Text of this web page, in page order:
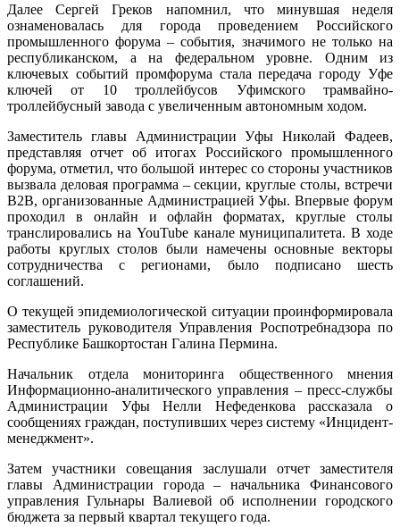
Далее Сергей Греков напомнил, что минувшая неделя
ознаменовалась для города проведением Российского
промышленного форума – события, значимого не только на
республиканском, а на федеральном уровне. Одним из
ключевых событий промфорума стала передача городу Уфе
ключей от 10 троллейбусов Уфимского трамвайно-
троллейбусный завода с увеличенным автономным ходом.
Заместитель главы Администрации Уфы Николай Фадеев,
представляя отчет об итогах Российского промышленного
форума, отметил, что большой интерес со стороны участников
вызвала деловая программа – секции, круглые столы, встречи
B2B, организованные Администрацией Уфы. Впервые форум
проходил в онлайн и офлайн форматах, круглые столы
транслировались на YouTube канале муниципалитета. В ходе
работы круглых столов были намечены основные векторы
сотрудничества с регионами, было подписано шесть
соглашений.
О текущей эпидемиологической ситуации проинформировала
заместитель руководителя Управления Роспотребнадзора по
Республике Башкортостан Галина Пермина.
Начальник отдела мониторинга общественного мнения
Информационно-аналитического управления – пресс-службы
Администрации Уфы Нелли Нефеденкова рассказала о
сообщениях граждан, поступивших через систему «Инцидент-
менеджмент».
Затем участники совещания заслушали отчет заместителя
главы Администрации города – начальника Финансового
управления Гульнары Валиевой об исполнении городского
бюджета за первый квартал текущего года.